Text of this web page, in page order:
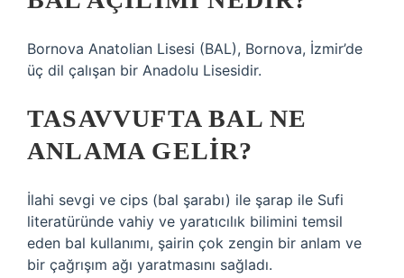
Bornova Anatolian Lisesi (BAL), Bornova, İzmir’de
üç dil çalışan bir Anadolu Lisesidir.
TASAVVUFTA BAL NE
ANLAMA GELIR?
İlahi sevgi ve cips (bal şarabı) ile şarap ile Sufi
literatüründe vahiy ve yaratıcılık bilimini temsil
eden bal kullanımı, şairin çok zengin bir anlam ve
bir çağrışım ağı yaratmasını sağladı.